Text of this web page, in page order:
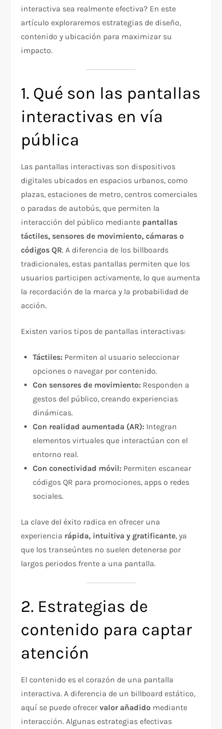
interactiva sea realmente efectiva? En este
artículo exploraremos estrategias de diseño,
contenido y ubicación para maximizar su
impacto.
1. Qué son las pantallas
interactivas en vía
pública
Las pantallas interactivas son dispositivos
digitales ubicados en espacios urbanos, como
plazas, estaciones de metro, centros comerciales
o paradas de autobús, que permiten la
interacción del público mediante pantallas
táctiles, sensores de movimiento, cámaras o
códigos QR. A diferencia de los billboards
tradicionales, estas pantallas permiten que los
usuarios participen activamente, lo que aumenta
la recordación de la marca y la probabilidad de
acción.
Existen varios tipos de pantallas interactivas:
Táctiles: Permiten al usuario seleccionar
opciones o navegar por contenido.
Con sensores de movimiento: Responden a
gestos del público, creando experiencias
dinámicas.
Con realidad aumentada (AR): Integran
elementos virtuales que interactúan con el
entorno real.
Con conectividad móvil: Permiten escanear
códigos QR para promociones, apps o redes
sociales.
La clave del éxito radica en ofrecer una
experiencia rápida, intuitiva y gratificante, ya
que los transeúntes no suelen detenerse por
largos periodos frente a una pantalla.
2. Estrategias de
contenido para captar
atención
El contenido es el corazón de una pantalla
interactiva. A diferencia de un billboard estático,
aquí se puede ofrecervalor añadido mediante
interacción. Algunas estrategias efectivas